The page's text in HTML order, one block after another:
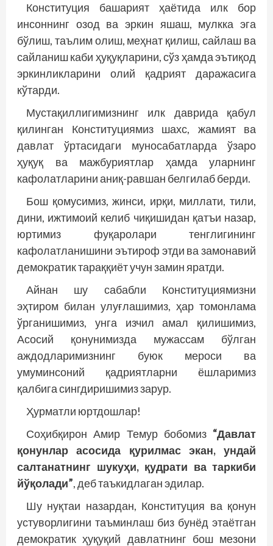
Конституция башарият ҳаётида илк бор
инсоннинг озод ва эркин яшаш, мулкка эга
бўлиш, таълим олиш, меҳнат қилиш, сайлаш ва
сайланиш каби ҳуқуқларини, сўз ҳамда эътиқод
эркинликларини олий қадрият даражасига
кўтарди.
Мустақиллигимизнинг илк даврида қабул
қилинган Конс­титуциямиз шахс, жамият ва
давлат ўртасидаги муносабатларда ўзаро
ҳуқуқ ва мажбуриятлар ҳамда уларнинг
кафолатларини аниқ-равшан белгилаб берди.
Бош қомусимиз, жинси, ирқи, миллати, тили,
дини, ижтимоий келиб чиқишидан қатъи назар,
юртимиз фуқаролари тенглигининг
кафолатланишини эътироф этди ва замонавий
демократик тараққиёт учун замин яратди.
Айнан шу сабабли Конституциямизни
эҳтиром билан улуғлашимиз, ҳар томонлама
ўрганишимиз, унга изчил амал қилишимиз,
Асосий қонунимизда мужассам бўлган
аждодларимизнинг буюк мероси ва
умуминсоний қадриятларни ёшларимиз
қалбига сингдиришимиз зарур.
Ҳурматли юртдошлар!
Соҳибқирон Амир Темур бобомиз “Давлат
қонунлар асосида қурилмас экан, ундай
салтанатнинг шукуҳи, қудрати ва таркиби
йўқолади”, деб таъкидлаган эдилар.
Шу нуқтаи назардан, Конституция ва қонун
устуворлигини таъминлаш биз бунёд этаётган
демо­кратик ҳуқуқий давлатнинг бош мезони